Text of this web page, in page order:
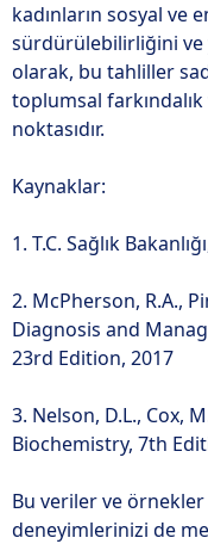
kadınların sosyal ve
sürdürülebilirliğini ve
olarak, bu tahliller
toplumsal
noktasıdır.
Kaynaklar:
1. T.C. Sağlık
2. McPherson, R.A.,
Diagnosis and
23rd Edition, 2017
3. Nelson, D.L., Cox,
Biochemistry, 7th
Bu veriler ve örnekler
deneyimlerinizi de